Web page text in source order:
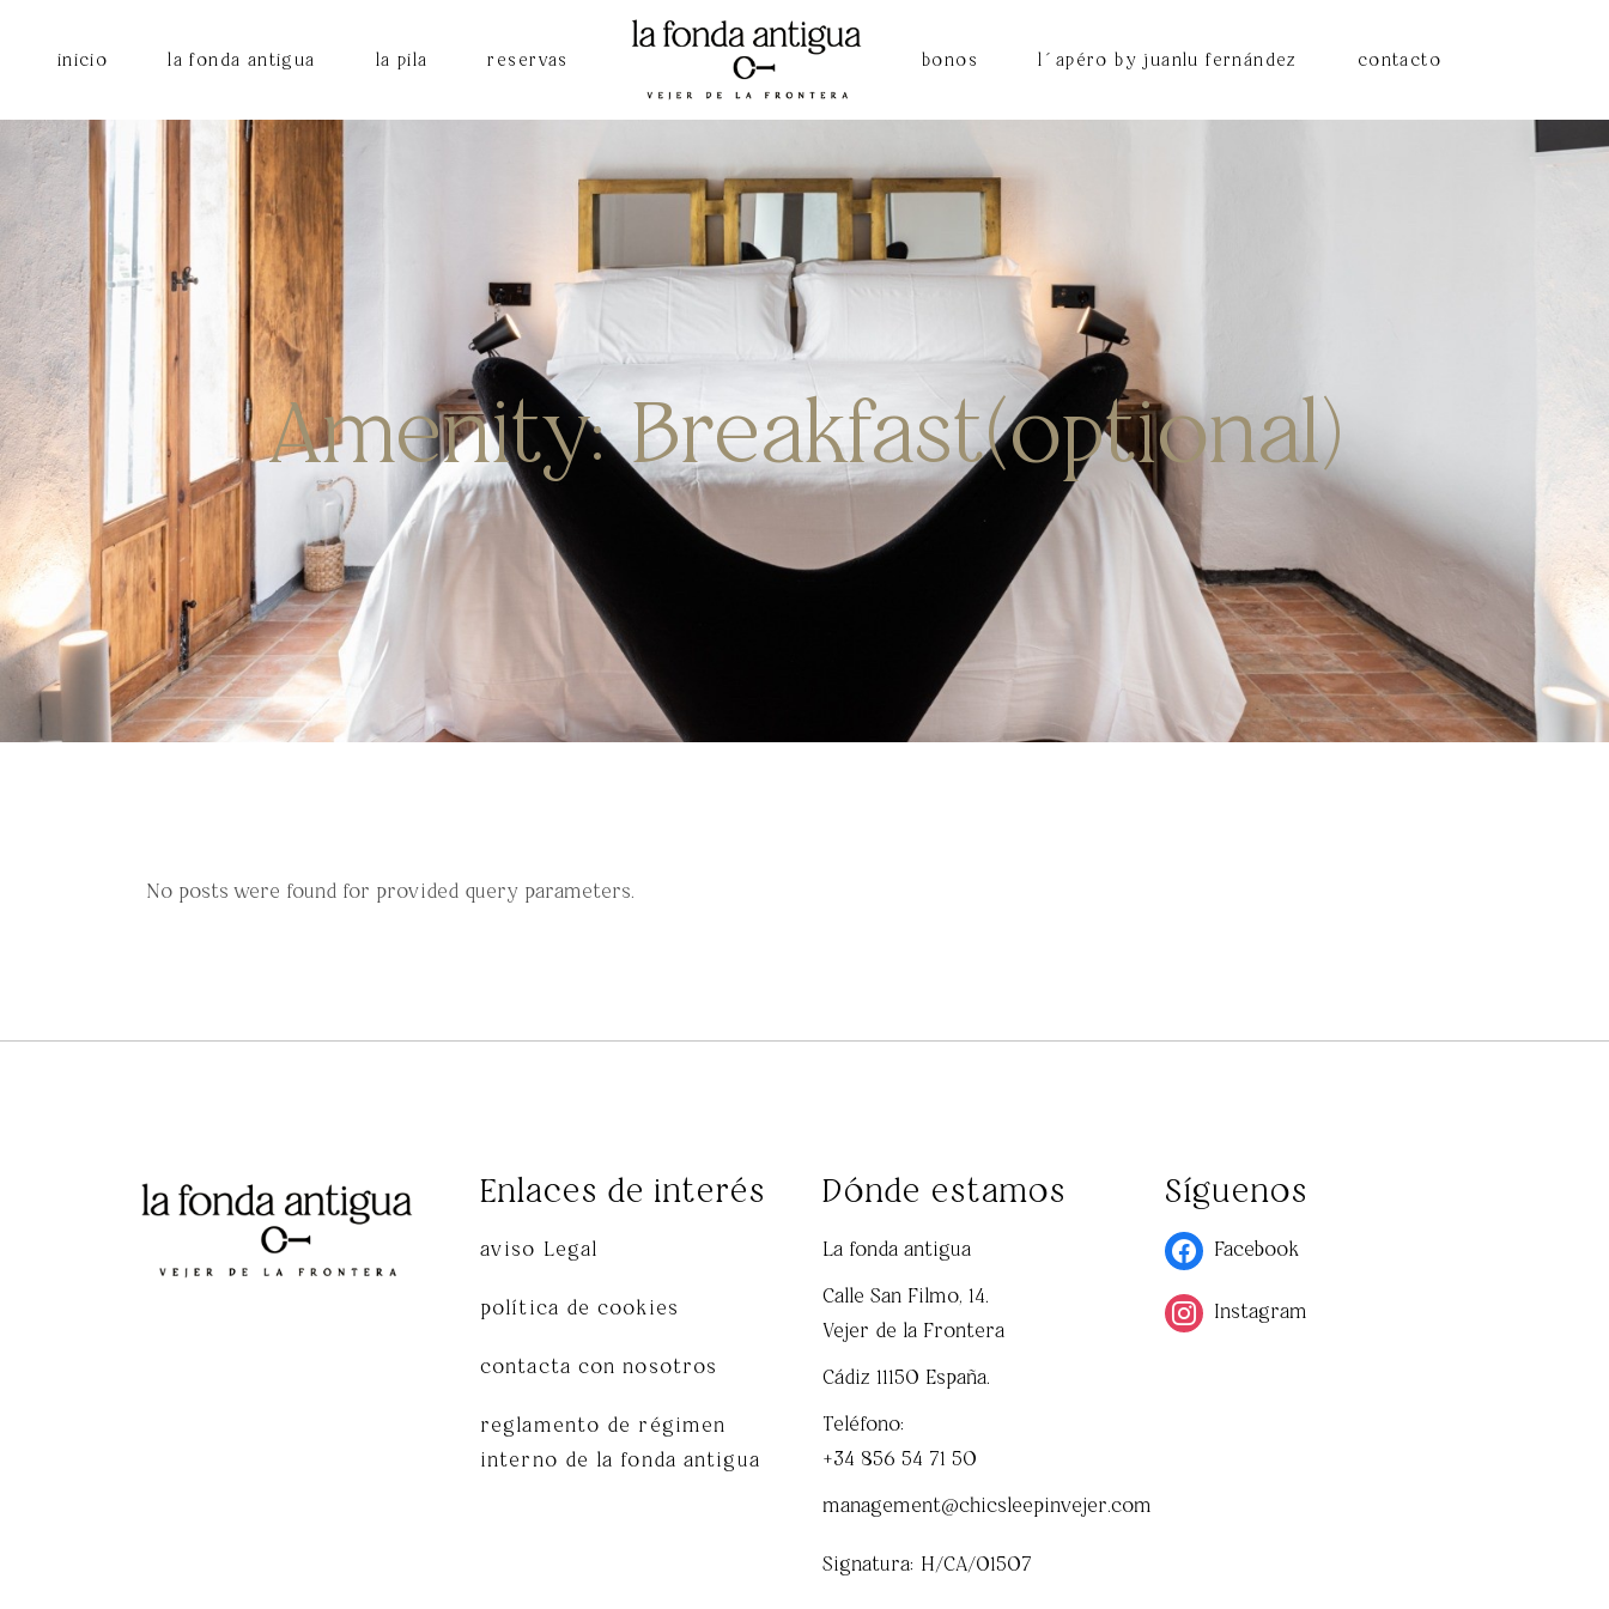
inicio la fonda antigua
habitaciones
la pila reservas
la fonda antigua
bonos l´apéro by juanlu fernández contacto
Amenity: Breakfast(optional)
No posts were found for provided query parameters.
Enlaces de interés
aviso Legal
política de cookies
contacta con nosotros
reglamento de régimen
interno de la fonda antigua
Dónde estamos
La fonda antigua
Calle San Filmo, 14.
Vejer de la Frontera
Cádiz 11150 España.
Teléfono:
+34 856 54 71 50
management@chicsleepinvejer.com
Signatura: H/CA/01507
Síguenos
Facebook
Instagram